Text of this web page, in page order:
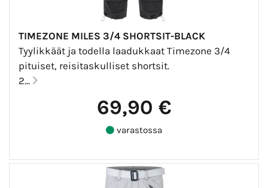
TIMEZONE MILES 3/4 SHORTSIT-BLACK
Tyylikkäät ja todella laadukkaat Timezone 3/4
pituiset, reisitaskulliset shortsit.
2...
69,90 €
varastossa